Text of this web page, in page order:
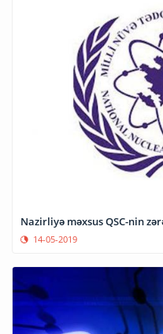
Nazirliyə məxsus QSC-nin
14-05-2019